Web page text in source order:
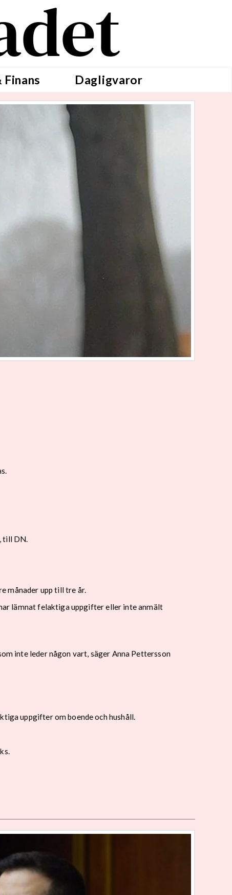
Finans Dagligvaror
till DN.
månader upp till tre år.
lämnat felaktiga uppgifter eller inte anmält
inte leder någon vart, säger Anna Pettersson
uppgifter om boende och hushåll.